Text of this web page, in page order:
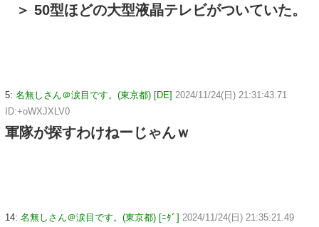
＞ 50型ほどの大型液晶テレビがついていた。
5: 名無しさん＠涙目です。(東京都) [DE] 2024/11/24(日) 21:31:43.71
ID:+oWXJXLV0
軍隊が探すわけねーじゃんｗ
14: 名無しさん＠涙目です。(東京都) [ﾆﾀﾞ] 2024/11/24(日) 21:35:21.49